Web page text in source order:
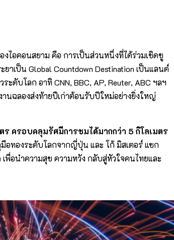
ไอคอนสยาม คือ การเป็นส่วนหนึ่งที่ได้ร่วมเชิดชู
าเป็น Global Countdown Destination เป็นแลนด์
ดับโลก อาทิ CNN, BBC, AP, Reuter, ABC ฯลฯ
นฉลองส่งท้ายปีเก่าต้อนรับปีใหม่อย่างยิ่งใหญ่
ครอบคลุมรัศมีการชมได้มากกว่า 5 กิโลเมตร
อทองระดับโลกจากญี่ปุ่น และ โก้ มิสเตอร์ แซก
เพื่อนำความสุข ความหวัง กลับสู่หัวใจคนไทยและ